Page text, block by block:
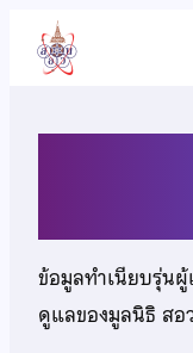
เนื้อหา
ข้อมูลทำเนียบรุ่นผู้
ดูแลของมูลนิธิ สอ